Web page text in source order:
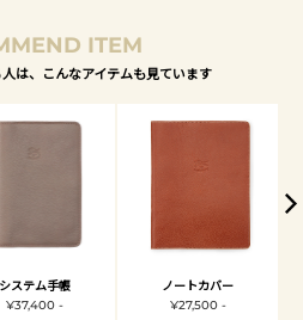
ITEM
は、こんなアイテムも見ています
システム手帳
¥37,400 -
ノートカバー
¥27,500 -